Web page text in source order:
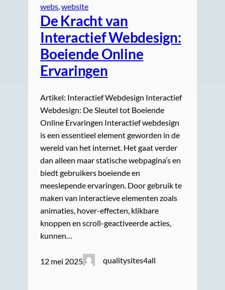
webs, website
De Kracht van
Interactief Webdesign:
Boeiende Online
Ervaringen
Artikel: Interactief Webdesign Interactief
Webdesign: De Sleutel tot Boeiende
Online Ervaringen Interactief webdesign
is een essentieel element geworden in de
wereld van het internet. Het gaat verder
dan alleen maar statische webpagina’s en
biedt gebruikers boeiende en
meeslepende ervaringen. Door gebruik te
maken van interactieve elementen zoals
animaties, hover-effecten, klikbare
knoppen en scroll-geactiveerde acties,
kunnen…
12 mei 2025 qualitysites4all